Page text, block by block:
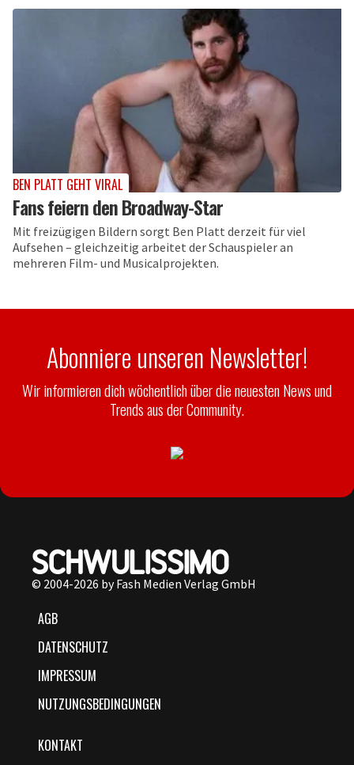
BEN PLATT GEHT VIRAL
Fans feiern den Broadway-Star
Mit freizügigen Bildern sorgt Ben Platt derzeit für viel
Aufsehen – gleichzeitig arbeitet der Schauspieler an
mehreren Film- und Musicalprojekten.
Abonniere unseren Newsletter!
Wir informieren dich wöchentlich über die neuesten News und
Trends aus der Community.
© 2004-2026 by Fash Medien Verlag GmbH
AGB
DATENSCHUTZ
IMPRESSUM
NUTZUNGSBEDINGUNGEN
KONTAKT